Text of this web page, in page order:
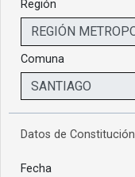
Región
Comuna
Datos de Constitución
Fecha